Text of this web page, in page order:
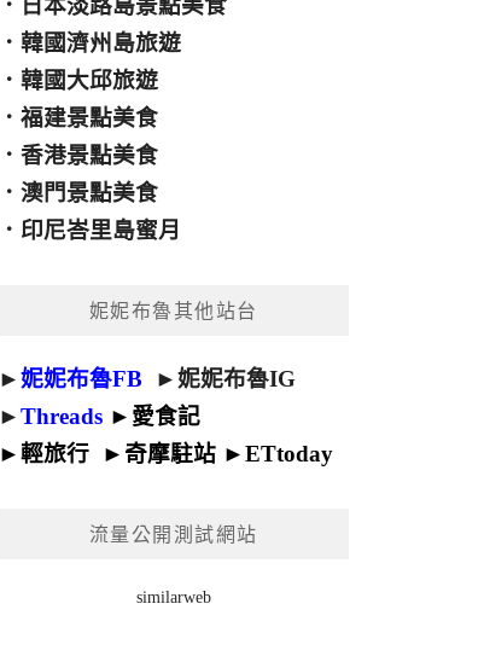
．韓國濟州島旅遊
．韓國大邱旅遊
．福建景點美食
．香港景點美食
．澳門景點美食
． 印尼峇里島蜜月
妮妮布魯其他站台
►妮妮布魯FB ►妮妮布魯IG
►Threads ► 愛食記
►輕旅行 ► 奇摩駐站 ►ETtoday
流量公開測試網站
similarweb